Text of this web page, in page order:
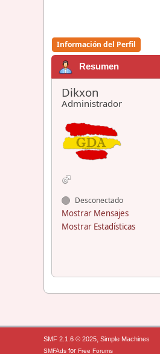
Información del Perfil
Resumen
Dikxon
Administrador
Desconectado
Mostrar Mensajes
Mostrar Estadísticas
SMF 2.1.6 © 2025, Simple Machines
SMFAds for Free Forums